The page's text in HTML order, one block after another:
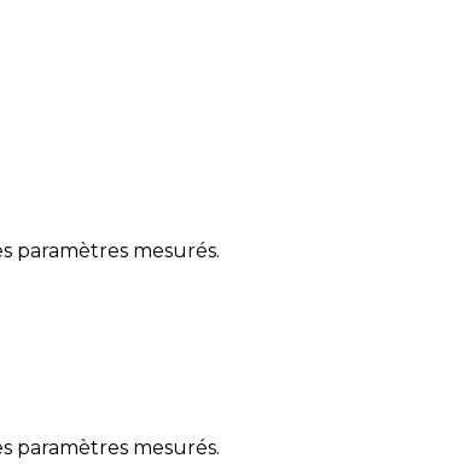
paramètres mesurés.
paramètres mesurés.